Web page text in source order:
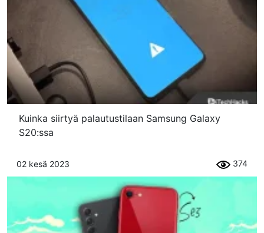
Kuinka siirtyä palautustilaan Samsung Galaxy
S20:ssa
02 kesä 2023 374